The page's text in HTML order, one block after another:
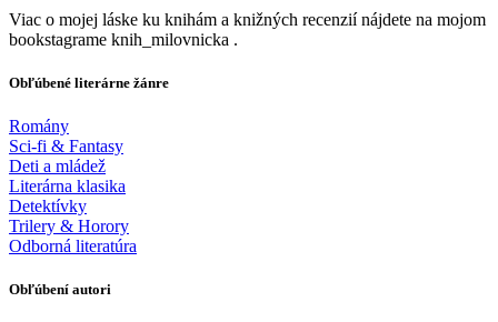
Viac o mojej láske ku knihám a knižných recenzií nájdete na mojom
bookstagrame knih_milovnicka .
Obľúbené literárne žánre
Romány
Sci-fi & Fantasy
Deti a mládež
Literárna klasika
Detektívky
Trilery & Horory
Odborná literatúra
Obľúbení autori